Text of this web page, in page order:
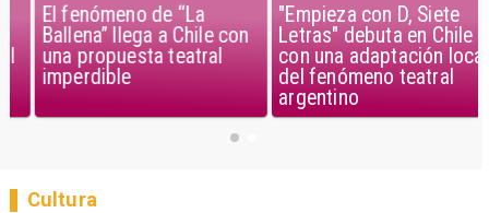
El fenómeno de “La
Ballena” llega a Chile con
una propuesta teatral
imperdible
"Empieza con D, Siete
Letras" debuta en Chile
con una adaptación local
del fenómeno teatral
argentino
Cultura